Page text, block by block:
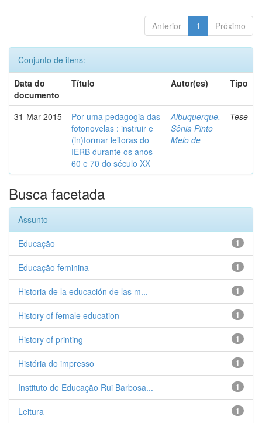
Anterior 1 Próximo
Conjunto de itens:
Data do
documento
Título Autor(es) Tipo
31-Mar-2015
Por uma pedagogia das
fotonovelas : instruir e
(in)formar leitoras do
IERB durante os anos
60 e 70 do século XX
Albuquerque,
Sônia Pinto
Melo de
Tese
Busca facetada
Assunto
1
Educação
1
Educação feminina
1
Historia de la educación de las m...
1
History of female education
1
History of printing
1
História do impresso
1
Instituto de Educação Rui Barbosa...
1
Leitura